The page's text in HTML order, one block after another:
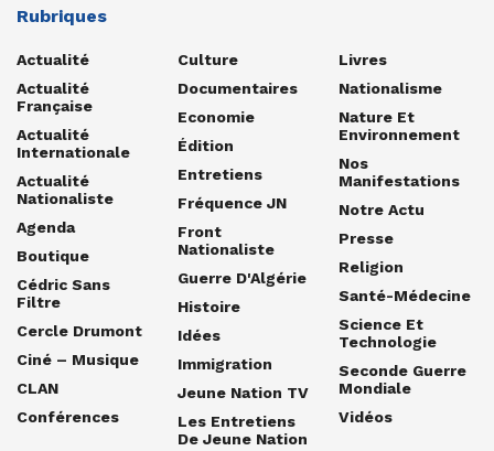
Rubriques
Actualité
Actualité
Française
Actualité
Internationale
Actualité
Nationaliste
Agenda
Boutique
Cédric Sans
Filtre
Cercle Drumont
Ciné – Musique
CLAN
Conférences
Culture
Documentaires
Economie
Édition
Entretiens
Fréquence JN
Front
Nationaliste
Guerre D'Algérie
Histoire
Idées
Immigration
Jeune Nation TV
Les Entretiens
De Jeune Nation
Livres
Nationalisme
Nature Et
Environnement
Nos
Manifestations
Notre Actu
Presse
Religion
Santé-Médecine
Science Et
Technologie
Seconde Guerre
Mondiale
Vidéos